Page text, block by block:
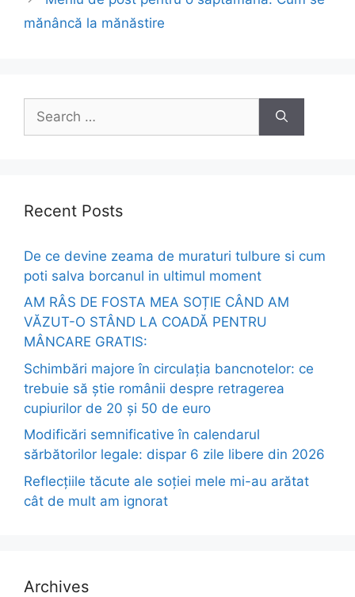
mănâncă la mănăstire
for:
Recent Posts
De ce devine zeama de muraturi tulbure si cum
poti salva borcanul in ultimul moment
AM RÂS DE FOSTA MEA SOȚIE CÂND AM
VĂZUT-O STÂND LA COADĂ PENTRU
MÂNCARE GRATIS:
Schimbări majore în circulația bancnotelor: ce
trebuie să știe românii despre retragerea
cupiurilor de 20 și 50 de euro
Modificări semnificative în calendarul
sărbătorilor legale: dispar 6 zile libere din 2026
Reflecțiile tăcute ale soției mele mi-au arătat
cât de mult am ignorat
Archives